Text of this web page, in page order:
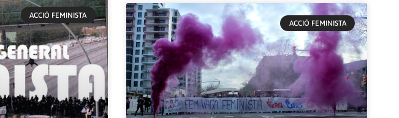
ACCIÓ FEMINISTA
ACCIÓ FEMINISTA